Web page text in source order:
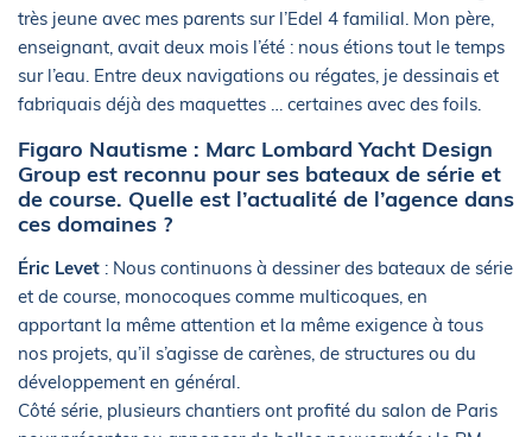
très jeune avec mes parents sur l’Edel 4 familial. Mon père,
enseignant, avait deux mois l’été : nous étions tout le temps
sur l’eau. Entre deux navigations ou régates, je dessinais et
fabriquais déjà des maquettes … certaines avec des foils.
Figaro Nautisme : Marc Lombard Yacht Design
Group est reconnu pour ses bateaux de série et
de course. Quelle est l’actualité de l’agence dans
ces domaines ?
Éric Levet : Nous continuons à dessiner des bateaux de série
et de course, monocoques comme multicoques, en
apportant la même attention et la même exigence à tous
nos projets, qu’il s’agisse de carènes, de structures ou du
développement en général.
Côté série, plusieurs chantiers ont profité du salon de Paris